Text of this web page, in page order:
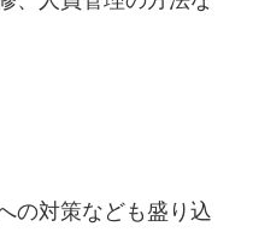
の対策なども盛り込